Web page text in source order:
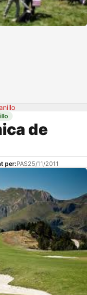
de
per:PAS25/11/2011